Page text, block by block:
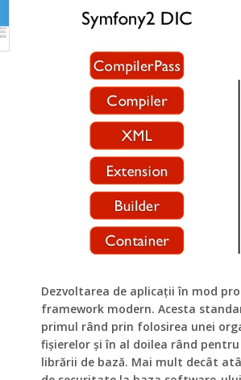
Dezvoltarea de aplicații în mod
framework modern. Acesta
primul rând prin folosirea unei
fișierelor și în al doilea rând
librării de bază. Mai mult decât